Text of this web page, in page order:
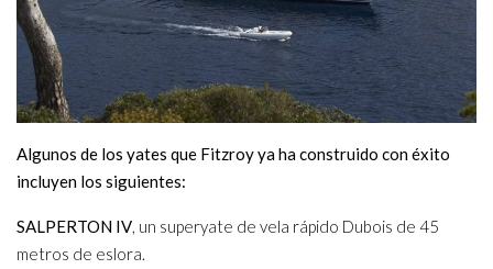
Algunos de los yates que Fitzroy ya ha construido con éxito
incluyen los siguientes:
SALPERTON IV, un superyate de vela rápido Dubois de 45
metros de eslora.